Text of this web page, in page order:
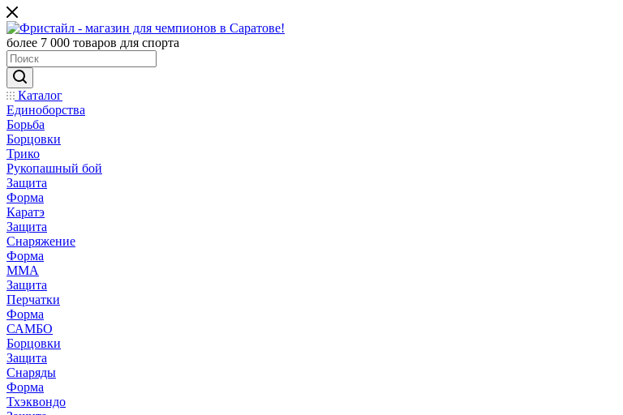
более 7 000 товаров для спорта
Каталог
Единоборства
Борьба
Борцовки
Трико
Рукопашный бой
Защита
Форма
Каратэ
Защита
Снаряжение
Форма
ММА
Защита
Перчатки
Форма
САМБО
Борцовки
Защита
Снаряды
Форма
Тхэквондо